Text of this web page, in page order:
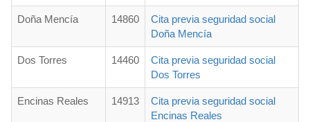
Doña Mencía 14860
Cita previa seguridad social
Doña Mencía
Dos Torres 14460
Cita previa seguridad social
Dos Torres
Encinas Reales 14913
Cita previa seguridad social
Encinas Reales